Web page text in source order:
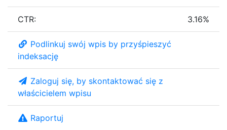
CTR: 3.16%
Podlinkuj swój wpis by przyśpieszyć
indeksację
Zaloguj się, by skontaktować się z
właścicielem wpisu
Raportuj